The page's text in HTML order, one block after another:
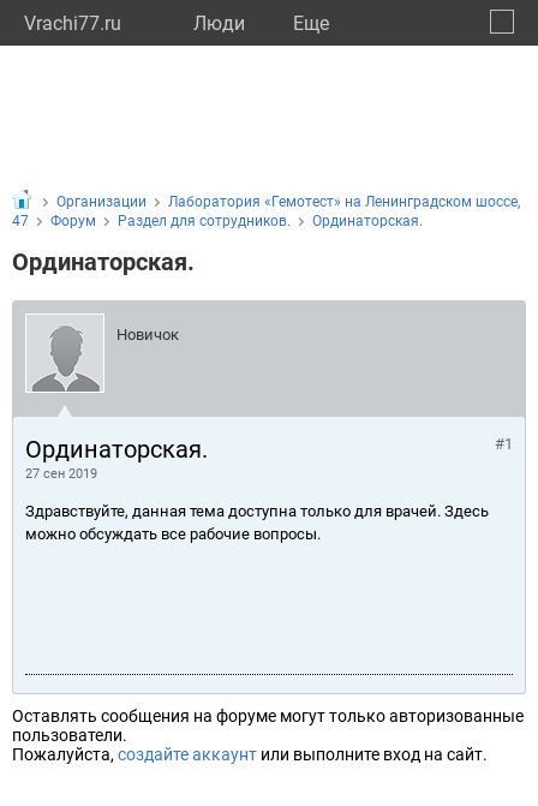
Vrachi77.ru Люди Eще
Организации
Лаборатория «Гемотест» на Ленинградском шоссе,
47
Форум Раздел для сотрудников. Ординаторская.
Ординаторская.
Новичок
Ординаторская.
27 сен 2019
#1
Здравствуйте, данная тема доступна только для врачей. Здесь
можно обсуждать все рабочие вопросы.
Оставлять сообщения на форуме могут только авторизованные
пользователи.
Пожалуйста, создайте аккаунт или выполните вход на сайт.